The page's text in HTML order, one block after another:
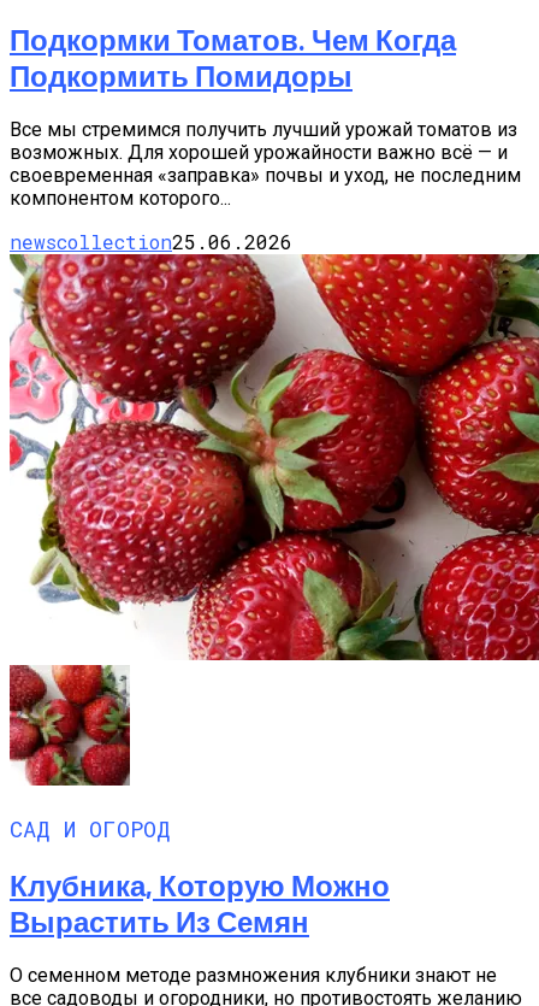
Подкормки Томатов. Чем Когда
Подкормить Помидоры
Все мы стремимся получить лучший урожай томатов из
возможных. Для хорошей урожайности важно всё — и
своевременная «заправка» почвы и уход, не последним
компонентом которого...
newscollection25.06.2026
САД И ОГОРОД
Клубника, Которую Можно
Вырастить Из Семян
О семенном методе размножения клубники знают не
все садоводы и огородники, но противостоять желанию